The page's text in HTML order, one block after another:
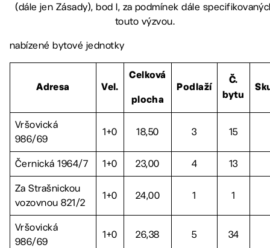
(dále jen Zásady), bod I, za podmínek dále
touto výzvou.
nabízené bytové jednotky
Adresa Vel.
Celková
plocha
Podlaží
Č.
bytu
Vršovická
986/69
1+0 18,50 3 15
Černická 1964/7 1+0 23,00 4 13
Za Strašnickou
vozovnou 821/2
1+0 24,00 1 1
Vršovická
986/69
1+0 26,38 5 34